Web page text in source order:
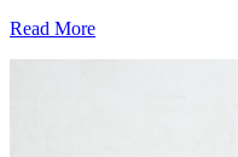
Read More